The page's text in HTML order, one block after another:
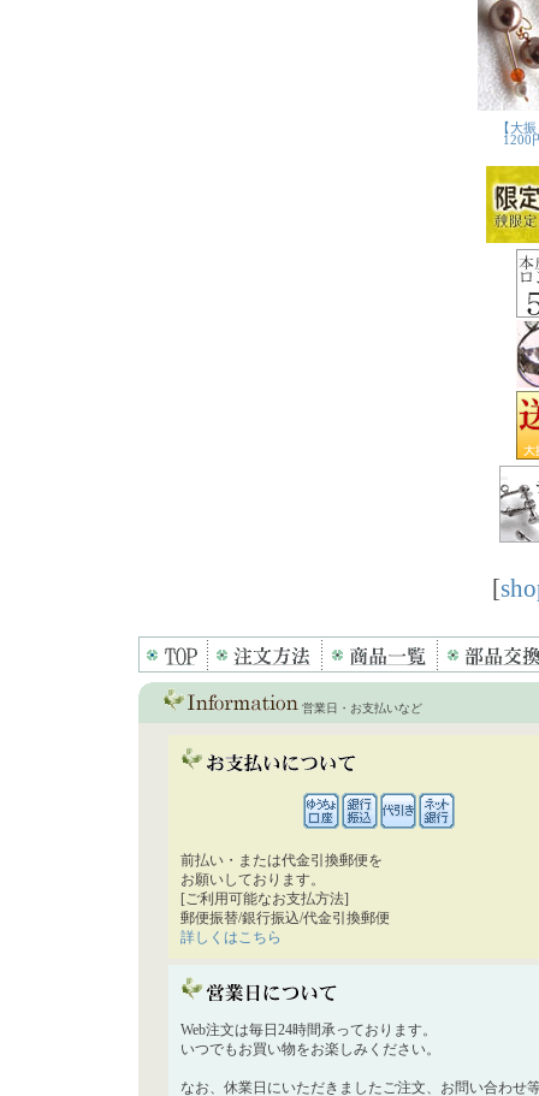
[
営業日・お支払いなど
前払い・または代金引換郵便を
お願いしております。
[ご利用可能なお支払方法]
郵便振替/銀行振込/代金引換郵便
詳しくはこちら
Web注文は毎日24時間承っております。
いつでもお買い物をお楽しみください。
なお、休業日にいただきましたご注文、お問い合わせ